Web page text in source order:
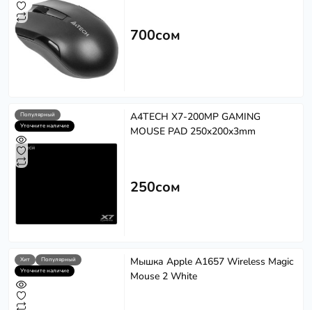
700сом
Популярный
Уточните наличие
A4TECH X7-200MP GAMING
MOUSE PAD 250x200x3mm
250сом
Хит
Популярный
Уточните наличие
Мышка Apple A1657 Wireless Magic
Mouse 2 White